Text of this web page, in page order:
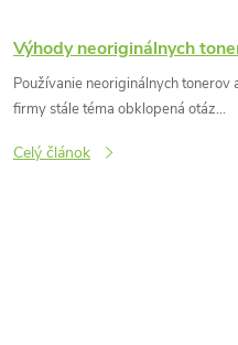
Výhody neoriginálnych
Používanie neoriginálnych tonerov
firmy stále téma obklopená otáz...
Celý článok